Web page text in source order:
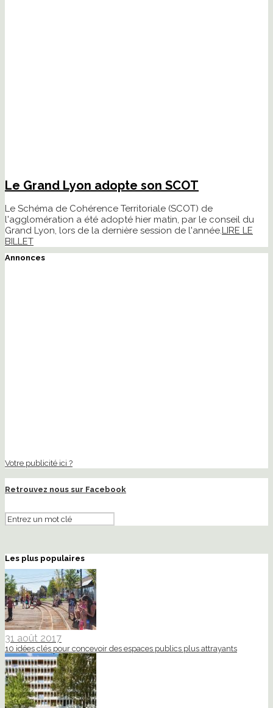
Le Grand Lyon adopte son SCOT
Le Schéma de Cohérence Territoriale (SCOT) de
l'agglomération a été adopté hier matin, par le conseil du
Grand Lyon, lors de la dernière session de l'année. LIRE LE
BILLET
Annonces
Votre publicité ici ?
Retrouvez nous sur Facebook
Les plus populaires
31 août 2017
10 idées clés pour concevoir des espaces publics plus attrayants